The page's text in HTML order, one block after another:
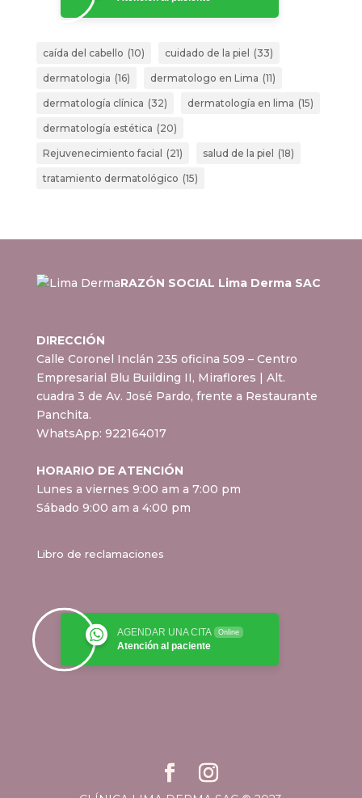
caída del cabello (10) cuidado de la piel (33)
dermatologia (16) dermatologo en Lima (11)
dermatología clínica (32) dermatología en lima (15)
dermatología estética (20)
Rejuvenecimiento facial (21) salud de la piel (18)
tratamiento dermatológico (15)
RAZÓN SOCIAL Lima Derma SAC
DIRECCIÓN
Calle Coronel Inclán 235 oficina 509 – Centro
Empresarial Blu Building II, Miraflores | Alt.
cuadra 3 de Av. José Pardo, frente a Restaurante
Panchita.
WhatsApp: 922164017
HORARIO DE ATENCIÓN
Lunes a viernes 9:00 am a 7:00 pm
Sábado 9:00 am a 4:00 pm
Libro de reclamaciones
AGENDAR UNA CITA Online
Atención al paciente